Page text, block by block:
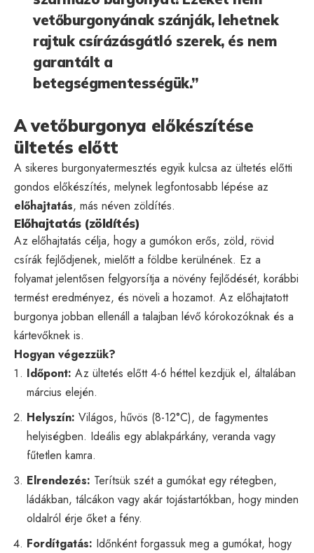
vetőburgonyának szánják, lehetnek
rajtuk csírázásgátló szerek, és nem
garantált a
betegségmentességük.”
A vetőburgonya előkészítése
ültetés előtt
A sikeres burgonyatermesztés egyik kulcsa az ültetés előtti
gondos előkészítés, melynek legfontosabb lépése az
előhajtatás, más néven zöldítés.
Előhajtatás (zöldítés)
Az előhajtatás célja, hogy a gumókon erős, zöld, rövid
csírák fejlődjenek, mielőtt a földbe kerülnének. Ez a
folyamat jelentősen felgyorsítja a növény fejlődését, korábbi
termést eredményez, és növeli a hozamot. Az előhajtatott
burgonya jobban ellenáll a talajban lévő kórokozóknak és a
kártevőknek is.
Hogyan végezzük?
Időpont: Az ültetés előtt 4-6 héttel kezdjük el, általában
március elején.
Helyszín: Világos, hűvös (8-12°C), de fagymentes
helyiségben. Ideális egy ablakpárkány, veranda vagy
fűtetlen kamra.
Elrendezés: Terítsük szét a gumókat egy rétegben,
ládákban, tálcákon vagy akár tojástartókban, hogy minden
oldalról érje őket a fény.
Fordítgatás: Időnként forgassuk meg a gumókat, hogy